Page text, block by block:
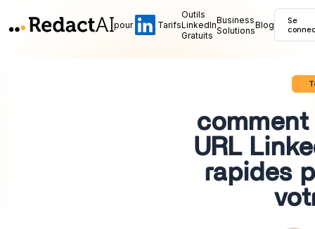
pour Tarifs
Outils
LinkedIn
Gratuits
Business
SolutionsBlog
Se
URL
rapides